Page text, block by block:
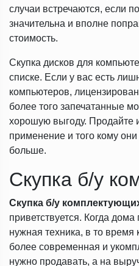
случаи встречаются, если
значительна и вполне
стоимость.
Скупка дисков для
списке. Если у вас есть
компьютеров,
более того запечатанные
хорошую выгоду. Продайте
применение и того кому
больше.
Скупка б/у
Скупка б/у
приветствуется. Когда
нужная техника, в то время
более современная и
нужно продавать, а на